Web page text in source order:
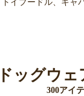
イプードル、キャ
ドッグウ
300アイ